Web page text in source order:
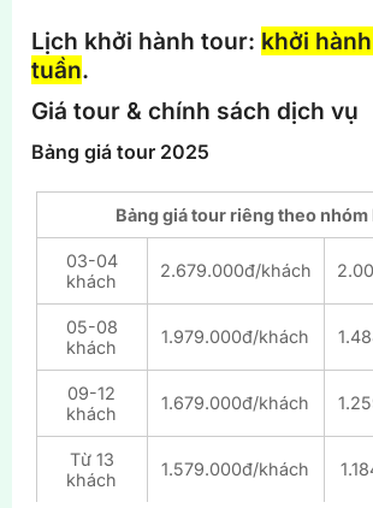
Lịch khởi hành tour: khởi
tuần.
Giá tour & chính sách dịch vụ
Bảng giá tour 2025
Bảng giá tour riêng theo nhóm
03-04
khách
2.679.000đ/khách
05-08
khách
1.979.000đ/khách
09-12
khách
1.679.000đ/khách
Từ 13
khách
1.579.000đ/khách